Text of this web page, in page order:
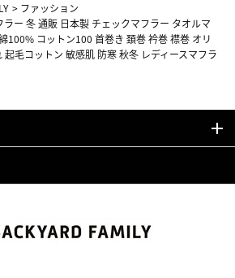
> ファッション
ー 冬 通販 日本製 チェックマフラー タオルマ
100% コットン100 首巻き 頚巻 衿巻 襟巻 オリ
起毛コットン 敏感肌 防寒 秋冬 レディースマフラ